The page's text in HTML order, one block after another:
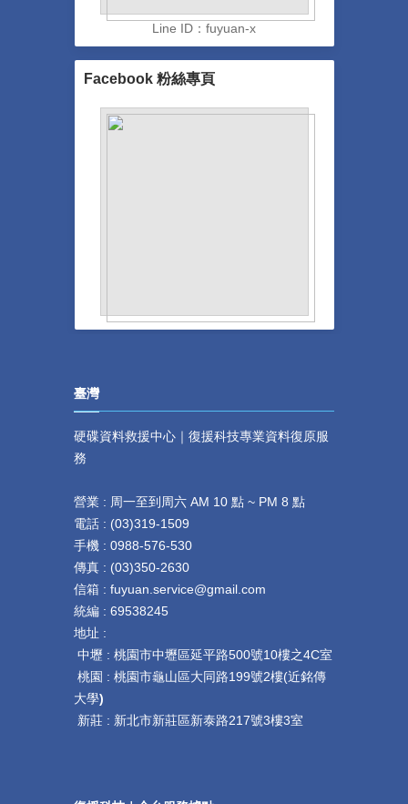
Line ID：fuyuan-x
Facebook 粉絲專頁
臺灣
硬碟資料救援中心｜復援科技專業資料復原服
務
營業 : 周一至到周六 AM 10 點 ~ PM 8 點
電話 : (03)319-1509
手機 : 0988-576-530
傳真 : (03)350-2630
信箱 : fuyuan.service@gmail.com
統編 : 69538245
地址 :
中壢 : 桃園市中壢區延平路500號10樓之4C室
桃園 : 桃園市龜山區大同路199號2樓(近銘傳
大學)
新莊 : 新北市新莊區新泰路217號3樓3室